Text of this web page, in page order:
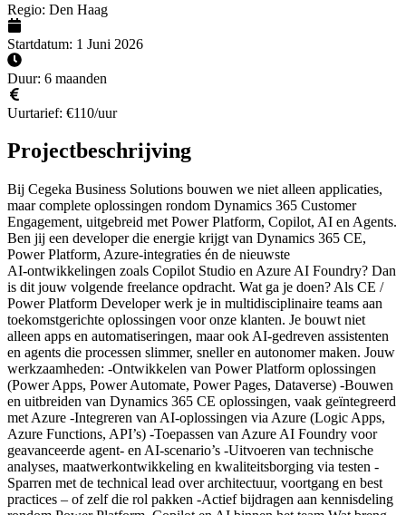
Regio: Den Haag
Startdatum: 1 Juni 2026
Duur: 6 maanden
Uurtarief: €110/uur
Projectbeschrijving
Bij Cegeka Business Solutions bouwen we niet alleen applicaties,
maar complete oplossingen rondom Dynamics 365 Customer
Engagement, uitgebreid met Power Platform, Copilot, AI en Agents.
Ben jij een developer die energie krijgt van Dynamics 365 CE,
Power Platform, Azure‑integraties én de nieuwste
AI‑ontwikkelingen zoals Copilot Studio en Azure AI Foundry? Dan
is dit jouw volgende freelance opdracht. Wat ga je doen? Als CE /
Power Platform Developer werk je in multidisciplinaire teams aan
toekomstgerichte oplossingen voor onze klanten. Je bouwt niet
alleen apps en automatiseringen, maar ook AI‑gedreven assistenten
en agents die processen slimmer, sneller en autonomer maken. Jouw
werkzaamheden: -Ontwikkelen van Power Platform oplossingen
(Power Apps, Power Automate, Power Pages, Dataverse) -Bouwen
en uitbreiden van Dynamics 365 CE oplossingen, vaak geïntegreerd
met Azure -Integreren van AI‑oplossingen via Azure (Logic Apps,
Azure Functions, API’s) -Toepassen van Azure AI Foundry voor
geavanceerde agent‑ en AI‑scenario’s -Uitvoeren van technische
analyses, maatwerkontwikkeling en kwaliteitsborging via testen -
Sparren met de technical lead over architectuur, voortgang en best
practices – of zelf die rol pakken -Actief bijdragen aan kennisdeling